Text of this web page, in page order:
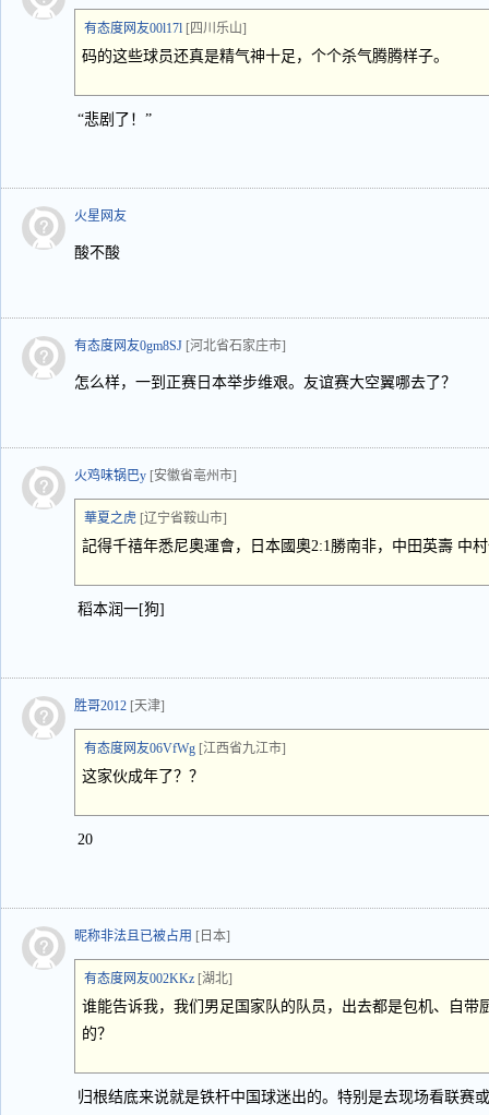
有态度网友00l17l [四川乐山]
码的这些球员还真是精气神十足，个个杀气腾腾样子。
“悲剧了！”
火星网友
酸不酸
有态度网友0gm8SJ [河北省石家庄市]
怎么样，一到正赛日本举步维艰。友谊赛大空翼哪去了？
火鸡味锅巴y [安徽省亳州市]
華夏之虎 [辽宁省鞍山市]
記得千禧年悉尼奧運會，日本國奧2:1勝南非，中田英壽 中
稻本润一[狗]
胜哥2012 [天津]
有态度网友06VfWg [江西省九江市]
这家伙成年了？？
20
昵称非法且已被占用 [日本]
有态度网友002KKz [湖北]
谁能告诉我，我们男足国家队的队员，出去都是包机、自带
的？
归根结底来说就是铁杆中国球迷出的。特别是去现场看联赛